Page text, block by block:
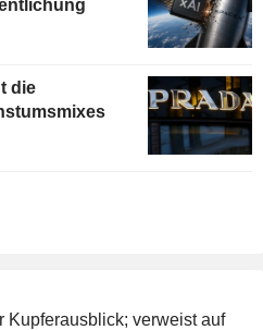
die
Kupferausblick; verweist auf